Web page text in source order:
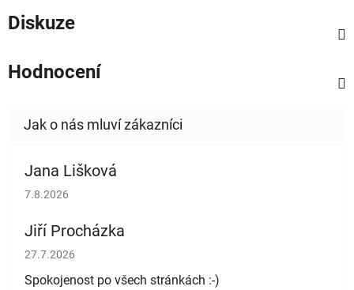
Diskuze
Hodnocení
Jana Lišková
Hodnocení obchodu je 5 z 5 hvězdiček.
7.8.2026
Jiří Procházka
Hodnocení obchodu je 5 z 5 hvězdiček.
27.7.2026
Spokojenost po všech stránkách :-)